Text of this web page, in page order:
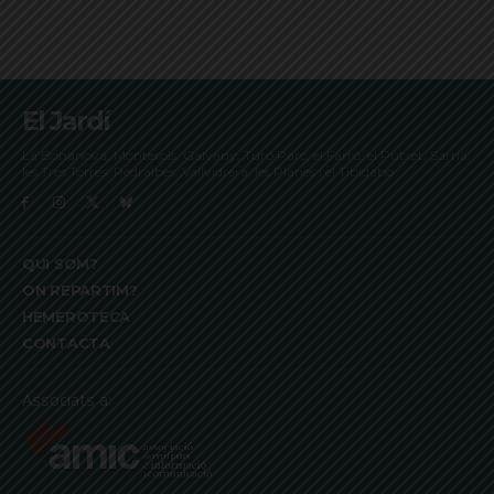
El Jardí
La Bonanova, Monterols, Galvany, Turó Parc, el Farró, el Putxet, Sarrià,
les Tres Torres, Pedralbes, Vallvidrera, les Planes i el Tibidabo
QUI SOM?
ON REPARTIM?
HEMEROTECA
CONTACTA
Associats a: